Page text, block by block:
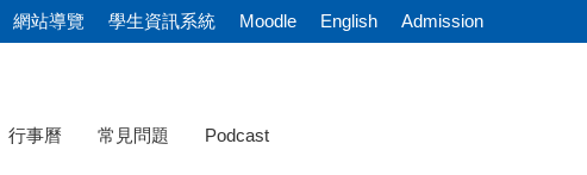
網站導覽 學生資訊系統 Moodle English Admission
行事曆 常見問題 Podcast